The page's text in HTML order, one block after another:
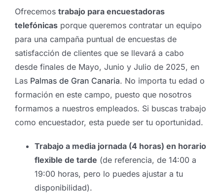
Ofrecemos trabajo para encuestadoras
telefónicasporque queremos contratar un equipo
para una campaña puntual de encuestas de
satisfacción de clientes que se llevará a cabo
desde finales de Mayo, Junio y Julio de 2025, en
Las Palmas de Gran Canaria. No importa tu edad o
formación en este campo, puesto que nosotros
formamos a nuestros empleados. Si buscas trabajo
como encuestador, esta puede ser tu oportunidad.
Trabajo a media jornada (4 horas) en horario
flexible de tarde (de referencia, de 14:00 a
19:00 horas, pero lo puedes ajustar a tu
disponibilidad).